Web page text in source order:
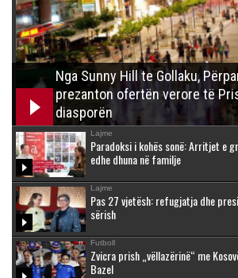
Nga Sunny Hill te Gollaku,
prezanton ofertën verore të
diasporën
Lajme
Paradoksi i kohës sonë: Arritjet e
edhe dhuna në familje
Lajme
Pas 27 vjetësh: refugjatja dhe
sërish
Futboll
Zvicra prish „vëllazërinë“ me
Bazel